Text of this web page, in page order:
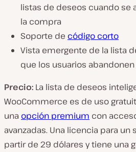
listas de deseos cuando se
la compra
Soporte de código corto
Vista emergente de la lista
que los usuarios abandonen
Precio: La lista de deseos
WooCommerce es de uso
una opción premium con
avanzadas. Una licencia para un
partir de 29 dólares y tiene una